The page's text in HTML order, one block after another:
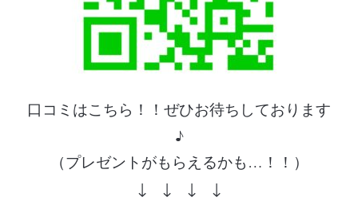
口コミはこちら！！ぜひお待ちしております
♪
（プレゼントがもらえるかも…！！）
↓ ↓ ↓ ↓